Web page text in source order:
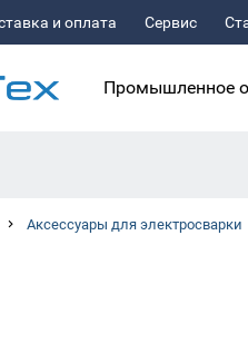
и оплата Сервис
Промышленное
Аксессуары для электросварки